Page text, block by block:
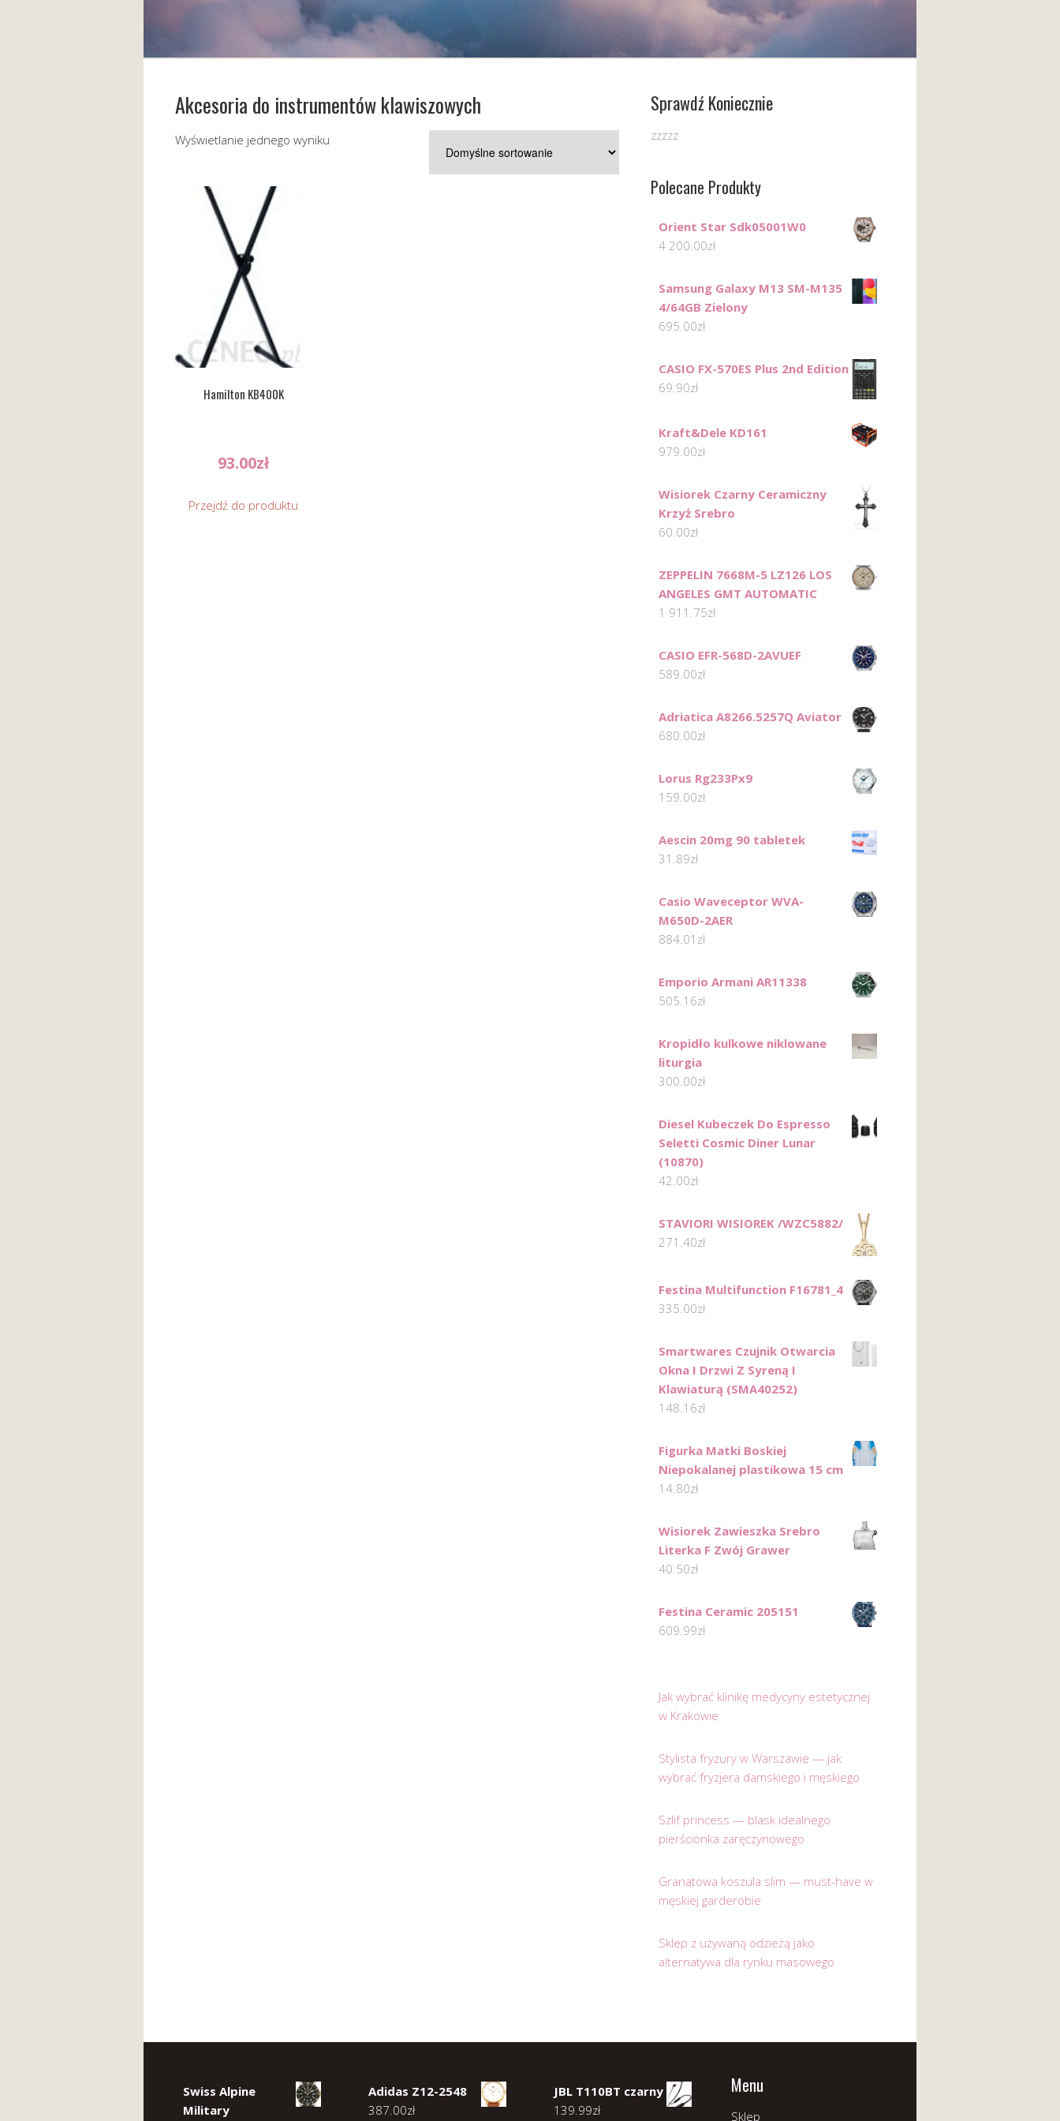
Akcesoria do instrumentów klawiszowych
Wyświetlanie jednego wyniku
Hamilton KB400K
93.00zł
Przejdź do produktu
Sprawdź Koniecznie
zzzzz
Polecane Produkty
Orient Star Sdk05001W0
4 200.00zł
Samsung Galaxy M13 SM-M135
4/64GB Zielony
695.00zł
CASIO FX-570ES Plus 2nd Edition
69.90zł
Kraft&Dele KD161
979.00zł
Wisiorek Czarny Ceramiczny
Krzyż Srebro
60.00zł
ZEPPELIN 7668M-5 LZ126 LOS
ANGELES GMT AUTOMATIC
1 911.75zł
CASIO EFR-568D-2AVUEF
589.00zł
Adriatica A8266.5257Q Aviator
680.00zł
Lorus Rg233Px9
159.00zł
Aescin 20mg 90 tabletek
31.89zł
Casio Waveceptor WVA-
M650D-2AER
884.01 zł
Emporio Armani AR11338
505.16zł
Kropidło kulkowe niklowane
liturgia
300.00zł
Diesel Kubeczek Do Espresso
Seletti Cosmic Diner Lunar
(10870)
42.00zł
STAVIORI WISIOREK /WZC5882/
271.40zł
Festina Multifunction F16781_4
335.00zł
Smartwares Czujnik Otwarcia
Okna I Drzwi Z Syreną I
Klawiaturą (SMA40252)
148.16zł
Figurka Matki Boskiej
Niepokalanej plastikowa 15 cm
14.80zł
Wisiorek Zawieszka Srebro
Literka F Zwój Grawer
40.50zł
Festina Ceramic 205151
609.99zł
Jak wybrać klinikę medycyny estetycznej
w Krakowie
Stylista fryzury w Warszawie — jak
wybrać fryzjera damskiego i męskiego
Szlif princess — blask idealnego
pierścionka zaręczynowego
Granatowa koszula slim — must-have w
męskiej garderobie
Sklep z używaną odzieżą jako
alternatywa dla rynku masowego
Swiss Alpine
Military
Adidas Z12-2548
387.00zł
JBL T110BT czarny
139.99zł
Menu
Sklep